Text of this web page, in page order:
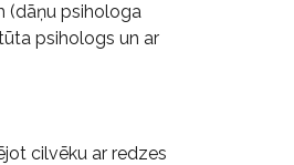
(dāņu psihologa
psihologs un ar
cilvēku ar redzes